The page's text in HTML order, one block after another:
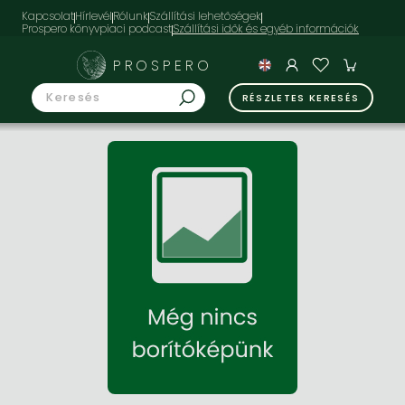
KapcsolatHírlevélRólunkSzállítási lehetőségek
Prospero könyvpiaci podcast
PROSPERO
RÉSZLETES KERESÉS